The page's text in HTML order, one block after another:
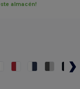
almacén!